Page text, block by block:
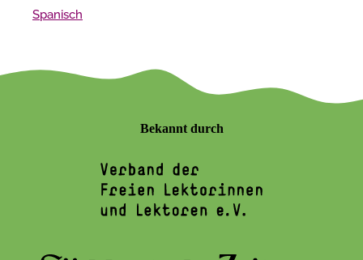
Spanisch
Bekannt durch